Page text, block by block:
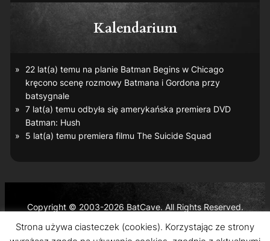
Kalendarium
22 lat(a) temu na planie Batman Beginsw Chicago
kręcono scenę rozmowy Batmana i Gordona przy
batsygnale
7 lat(a) temu odbyła się amerykańska premiera DVD
Batman: Hush
5 lat(a) temu premiera filmu The Suicide Squad
Copyright © 2003-2026 BatCave. All Rights Reserved.
trademarks of © DC Comics and Warner Bros. Entertainment
Strona używa ciasteczek (cookies). Korzystając ze strony